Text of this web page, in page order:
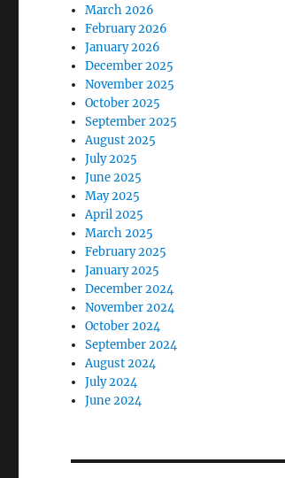
March 2026
February 2026
January 2026
December 2025
November 2025
October 2025
September 2025
August 2025
July 2025
June 2025
May 2025
April 2025
March 2025
February 2025
January 2025
December 2024
November 2024
October 2024
September 2024
August 2024
July 2024
June 2024